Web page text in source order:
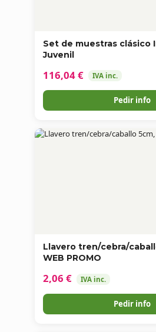
Set de muestras clásico
Juvenil
116,04 € IVA inc.
Pedir info
Llavero tren/cebra/
WEB PROMO
2,06 € IVA inc.
Pedir info